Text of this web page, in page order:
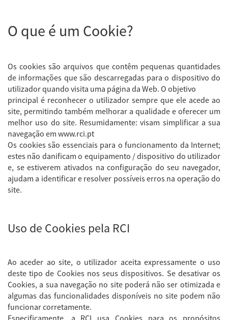
O que é um Cookie?
Os cookies são arquivos que contêm pequenas quantidades
de informações que são descarregadas para o dispositivo do
utilizador quando visita uma página da Web. O objetivo
principal é reconhecer o utilizador sempre que ele acede ao
site, permitindo também melhorar a qualidade e oferecer um
melhor uso do site. Resumidamente: visam simplificar a sua
navegação em www.rci.pt
Os cookies são essenciais para o funcionamento da Internet;
estes não danificam o equipamento / dispositivo do utilizador
e, se estiverem ativados na configuração do seu navegador,
ajudam a identificar e resolver possíveis erros na operação do
site.
Uso de Cookies pela RCI
Ao aceder ao site, o utilizador aceita expressamente o uso
deste tipo de Cookies nos seus dispositivos. Se desativar os
Cookies, a sua navegação no site poderá não ser otimizada e
algumas das funcionalidades disponíveis no site podem não
funcionar corretamente.
Especificamente, a RCI usa Cookies para os propósitos